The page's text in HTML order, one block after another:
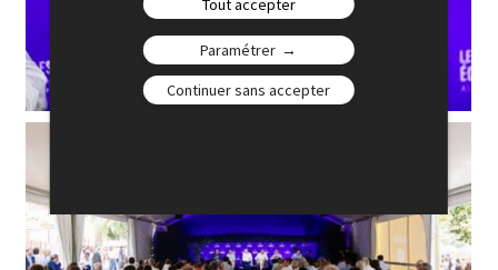
Tout accepter
Paramétrer
Continuer sans accepter